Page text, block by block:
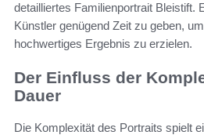
detailliertes Familienportrait Bleistift.
Künstler genügend Zeit zu geben,
hochwertiges Ergebnis zu erzielen.
Der Einfluss der
Dauer
Die Komplexität des Portraits spielt